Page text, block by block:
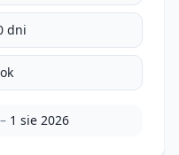
dni
1 sie 2026